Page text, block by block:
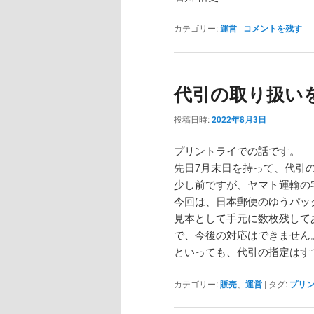
カテゴリー:運営 | コメントを残す
代引の取り扱い
投稿日時:2022年8月3日
プリントライでの話です。
先日7月末日を持って、代引
少し前ですが、ヤマト運輸
今回は、日本郵便のゆうパ
見本として手元に数枚残し
で、今後の対応はできません
といっても、代引の指定は
カテゴリー:販売 運営 | タグ: プリ